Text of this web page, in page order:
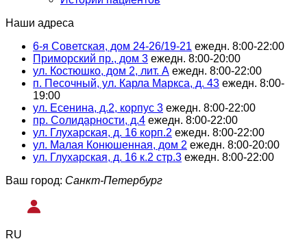
Наши адреса
6-я Советская, дом 24-26/19-21 ежедн. 8:00-22:00
Приморский пр., дом 3 ежедн. 8:00-20:00
ул. Костюшко, дом 2, лит. А ежедн. 8:00-22:00
п. Песочный, ул. Карла Маркса, д. 43 ежедн. 8:00-
19:00
ул. Есенина, д.2, корпус 3 ежедн. 8:00-22:00
пр. Солидарности, д.4 ежедн. 8:00-22:00
ул. Глухарская, д. 16 корп.2 ежедн. 8:00-22:00
ул. Малая Конюшенная, дом 2 ежедн. 8:00-20:00
ул. Глухарская, д. 16 к.2 стр.3 ежедн. 8:00-22:00
Ваш город: Санкт-Петербург
RU